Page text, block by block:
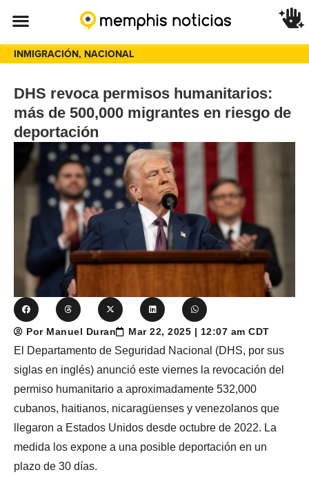
INMIGRACIÓN, NACIONAL
DHS revoca permisos humanitarios:
más de 500,000 migrantes en riesgo de
deportación
Por Manuel Duran Mar 22, 2025 | 12:07 am CDT
El Departamento de Seguridad Nacional (DHS, por sus
siglas en inglés) anunció este viernes la revocación del
permiso humanitario a aproximadamente 532,000
cubanos, haitianos, nicaragüenses y venezolanos que
llegaron a Estados Unidos desde octubre de 2022. La
medida los expone a una posible deportación en un
plazo de 30 días.